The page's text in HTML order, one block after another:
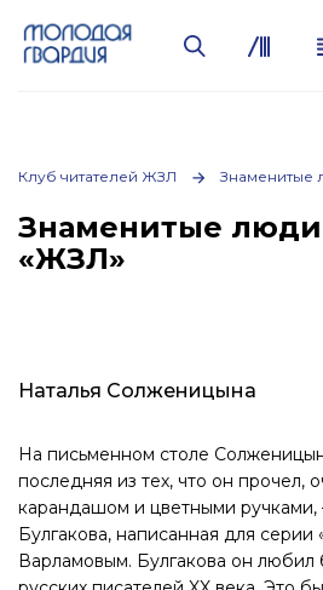
Клуб читателей ЖЗЛ Знаменитые
Знаменитые
«ЖЗЛ»
Наталья Солженицына
На письменном столе
последняя из тех, что он прочел,
карандашом и цветными ручками,
Булгакова, написанная для
Варламовым. Булгакова он любил